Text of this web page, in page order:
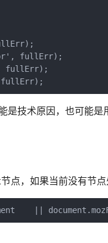
fullErr);
fullErr);
fullErr);
技术原因，也可能是
，如果当前没有节点
||